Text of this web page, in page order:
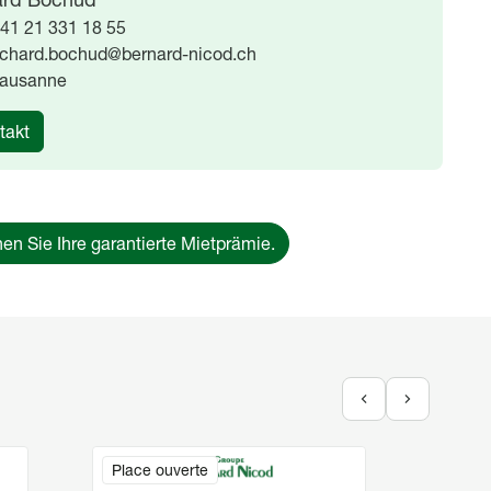
21 331 18 55
nicod.ch
Sie Ihre garantierte Mietprämie.
Place ouverte
Image